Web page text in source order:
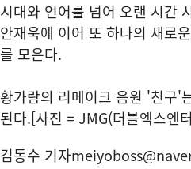
시대와 언어를 넘어 오랜 시간
안재욱에 이어 또 하나의 새로
를 모은다.
황가람의 리메이크 음원 '친구'
된다.[사진 = JMG(더블엑스엔
김동수 기자